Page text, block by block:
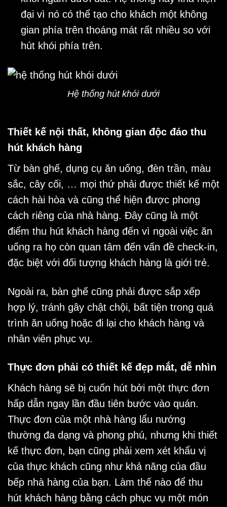
đại vì nó có thể tạo cho khách một không
gian phía trên thoáng mát rất nhiều so với
hút khói phía trên.
Hệ thống hút khói dưới
Thiết kế nội thất, không gian độc đáo thu
hút khách hàng
Từ bàn ghế, dụng cụ ăn uống, đèn trần, màu
sắc, cây cối, … mọi thứ phải được thiết kế một
cách hài hòa và cũng thể hiện được phong
cách riêng của nhà hàng. Đây cũng là một
điểm thu hút khách hàng đến vì ngoài việc ăn
uống ra họ còn quan tâm đến vấn đề check-in,
đặc biệt với đối tượng khách hàng là giới trẻ.
Ngoài ra, bàn ghế cũng phải được sắp xếp
hợp lý, tránh gây chật chội, bất tiện trong quá
trình ăn uống hoặc đi lại cho khách hàng và
nhân viên phục vụ.
Thực đơn phải có thiết kế đẹp mắt, dễ nhìn
Khách hàng sẽ bị cuốn hút bởi một thực đơn
hấp dẫn ngay lần đầu tiên bước vào quán.
Thực đơn của một nhà hàng lẩu nướng
thường đa dạng và phong phú, nhưng khi thiết
kế thực đơn, bạn cũng phải xem xét khẩu vị
của thực khách cũng như khả năng của đầu
bếp nhà hàng của bạn. Làm thế nào để thu
hút khách hàng bằng cách phục vụ một món